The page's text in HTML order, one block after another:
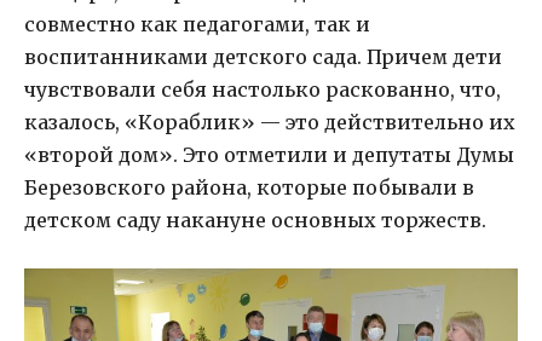
совместно как педагогами, так и
воспитанниками детского сада. Причем дети
чувствовали себя настолько раскованно, что,
казалось, «Кораблик» — это действительно их
«второй дом». Это отметили и депутаты Думы
Березовского района, которые побывали в
детском саду накануне основных торжеств.